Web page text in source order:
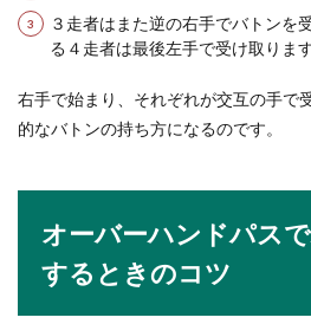
３走者はまた逆の右手でバトンを
る４走者は最後左手で受け取ります
右手で始まり、それぞれが交互の手で
的なバトンの持ち方になるのです。
オーバーハンドパス
するときのコツ